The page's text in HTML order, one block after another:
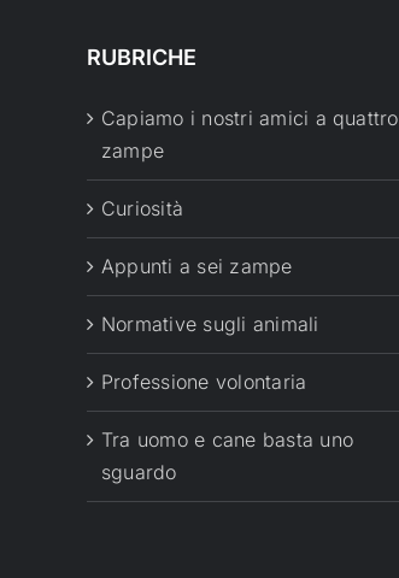
RUBRICHE
Capiamo i nostri amici a quattro
zampe
Curiosità
Appunti a sei zampe
Normative sugli animali
Professione volontaria
Tra uomo e cane basta uno
sguardo